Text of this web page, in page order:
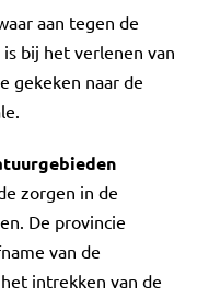
aan tegen de
bij het verlenen van
gekeken naar de
zorgen in de
De provincie
van de
intrekken van de